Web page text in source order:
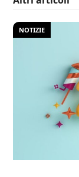
NOTIZIE